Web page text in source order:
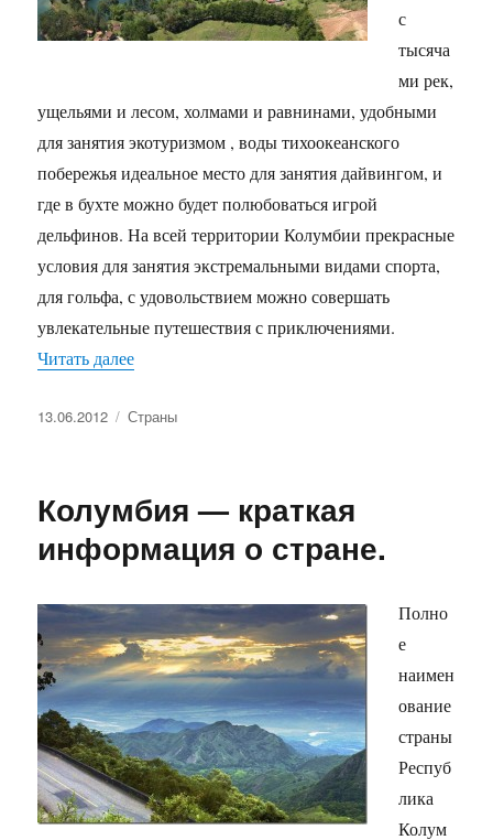
с
тысяча
ми рек,
ущельями и лесом, холмами и равнинами, удобными
для занятия экотуризмом , воды тихоокеанского
побережья идеальное место для занятия дайвингом, и
где в бухте можно будет полюбоваться игрой
дельфинов. На всей территории Колумбии прекрасные
условия для занятия экстремальными видами спорта,
для гольфа, с удовольствием можно совершать
увлекательные путешествия с приключениями.
Читать далее«Чем привлекает туристов Колумбия?»
Опубликовано
13.06.2012 Рубрики
Страны
Колумбия — краткая
информация о стране.
Полно
е
наимен
ование
страны
Респуб
лика
Колум